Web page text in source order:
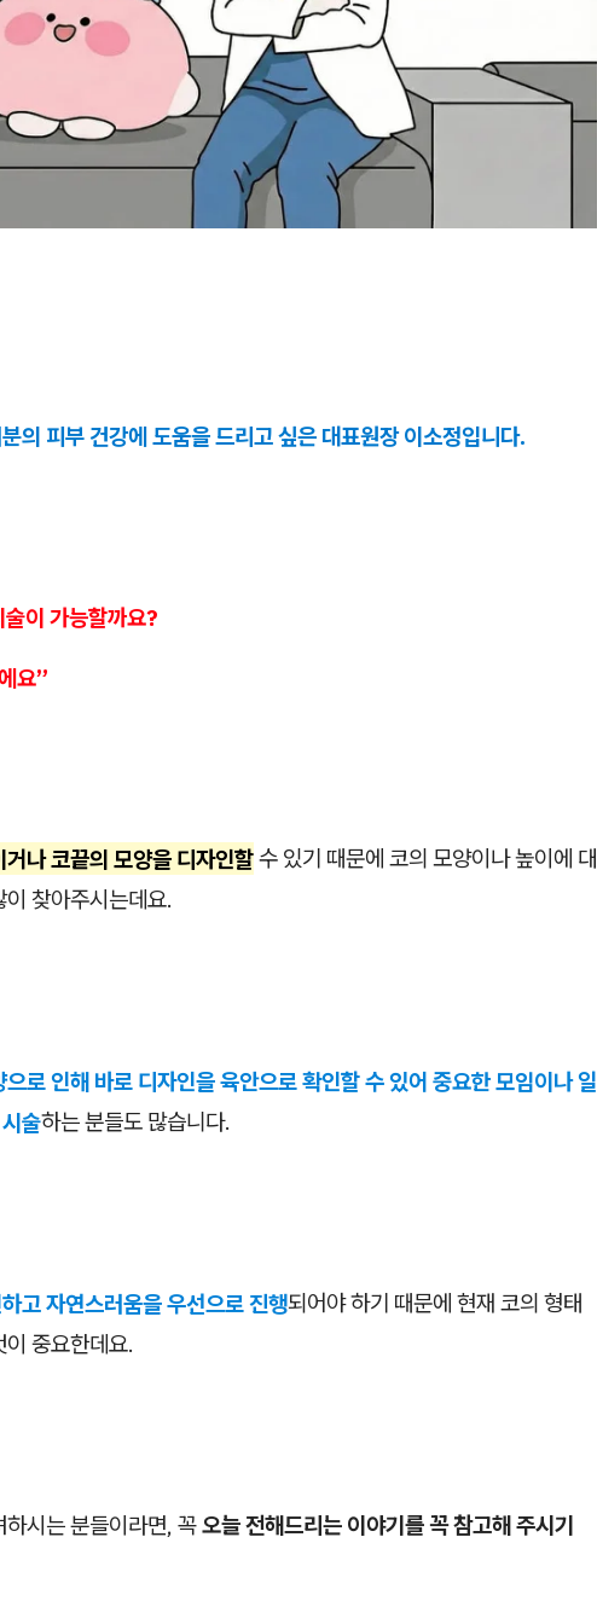
의 피부 건강에 도움을 드리고 싶은 대표원장 이소정입니다.
이 가능할까요?
요”
나 코끝의 모양을 디자인할수 있기 때문에 코의 모양이나 높이에 대
찾아주시는데요.
로 인해 바로 디자인을 육안으로 확인할 수 있어 중요한 모임이나 일
술하는 분들도 많습니다.
고 자연스러움을 우선으로 진행되어야 하기 때문에 현재 코의 형태
중요한데요.
시는 분들이라면, 꼭오늘 전해드리는 이야기를 꼭 참고해 주시기